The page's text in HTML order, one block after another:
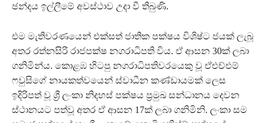
ඡන්දය ඉල්ලීමේ අවස්ථාව උදා වී තිබුණි.
එම මැතිවරණයෙන් එක්සත් ජාතික පක්ෂය විශිෂ්ට ජයක් ලැබූ
අතර රත්නසිරි රාජපක්ෂ නගරාධිපති විය. ඒ ආසන 30ක් ලබා
ගනිමින්ය. කොළඹ හිටපු නගරාධිපතිවරයෙකු වූ ඒඑච්එම්
ෆවුසිගේ නායකත්වයෙන් ස්වාධීන කණ්ඩායමක් ලෙස
ඉදිරිපත් වූ ශ්‍රී ලංකා නිදහස් පක්ෂය ප්‍රමුඛ සන්ධානය දෙවන
ස්ථානයට පත්වූ අතර ඒ ආසන 17ක් ලබා ගනිමිනි. ලංකා සම